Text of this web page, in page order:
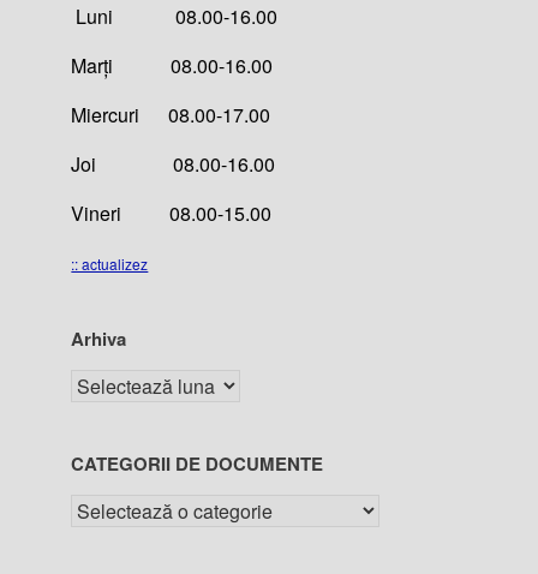
Luni 08.00-16.00
Marți 08.00-16.00
Miercuri 08.00-17.00
Joi 08.00-16.00
Vineri 08.00-15.00
:: actualizez
Arhiva
CATEGORII DE DOCUMENTE